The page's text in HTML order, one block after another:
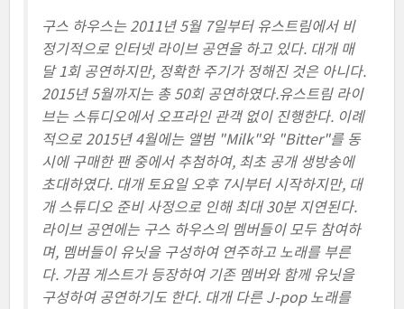
구스 하우스는 2011년 5월 7일부터 유스트림에서 비
정기적으로 인터넷 라이브 공연을 하고 있다. 대개 매
달 1회 공연하지만, 정확한 주기가 정해진 것은 아니다.
2015년 5월까지는 총 50회 공연하였다.유스트림 라이
브는 스튜디오에서 오프라인 관객 없이 진행한다. 이례
적으로 2015년 4월에는 앨범 "Milk"와 "Bitter"를 동
시에 구매한 팬 중에서 추첨하여, 최초 공개 생방송에
초대하였다. 대개 토요일 오후 7시부터 시작하지만, 대
개 스튜디오 준비 사정으로 인해 최대 30분 지연된다.
라이브 공연에는 구스 하우스의 멤버들이 모두 참여하
며, 멤버들이 유닛을 구성하여 연주하고 노래를 부른
다. 가끔 게스트가 등장하여 기존 멤버와 함께 유닛을
구성하여 공연하기도 한다. 대개 다른 J-pop 노래를